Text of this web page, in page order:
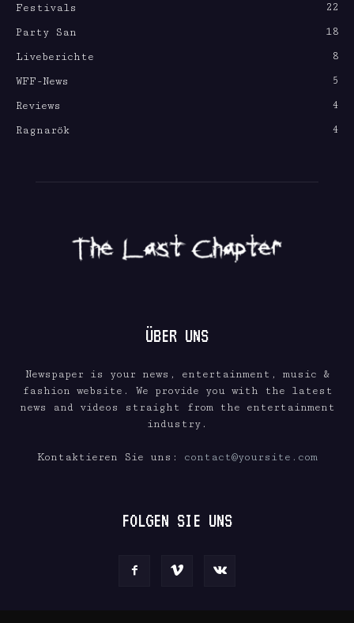
Festivals
22
Party San
18
Liveberichte
8
WFF-News
5
Reviews
4
Ragnarök
4
ÜBER UNS
Newspaper is your news, entertainment, music &
fashion website. We provide you with the latest
news and videos straight from the entertainment
industry.
Kontaktieren Sie uns: contact@yoursite.com
FOLGEN SIE UNS